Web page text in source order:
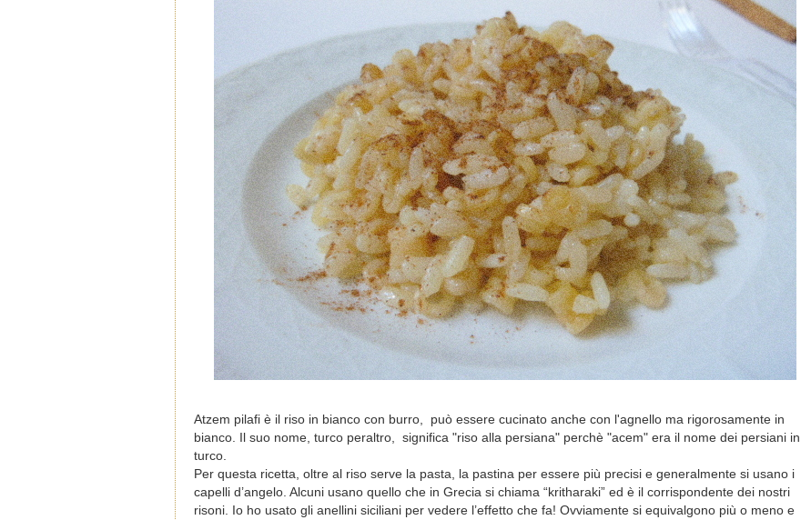
Atzem pilafi è il riso in bianco con burro, può essere cucinato anche con l'agnello ma rigorosamente in
bianco. Il suo nome, turco peraltro, significa "riso alla persiana" perchè "acem" era il nome dei persiani in
turco.
Per questa ricetta, oltre al riso serve la pasta, la pastina per essere più precisi e generalmente si usano i
capelli d’angelo. Alcuni usano quello che in Grecia si chiama “kritharaki” ed è il corrispondente dei nostri
risoni. Io ho usato gli anellini siciliani per vedere l’effetto che fa! Ovviamente si equivalgono più o meno e